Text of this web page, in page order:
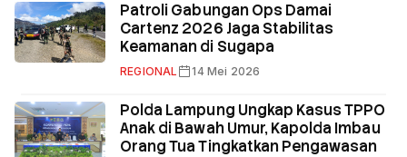
Patroli Gabungan Ops Damai
Cartenz 2026 Jaga Stabilitas
Keamanan di Sugapa
REGIONAL 14 Mei 2026
Polda Lampung Ungkap Kasus TPPO
Anak di Bawah Umur, Kapolda Imbau
Orang Tua Tingkatkan Pengawasan